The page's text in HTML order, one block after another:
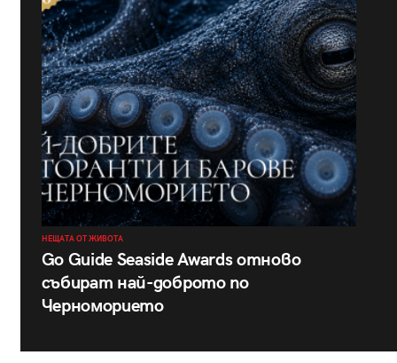
НЕЩАТА ОТ ЖИВОТА
Go Guide Seaside Awards отново
събират най-доброто по
Черноморието